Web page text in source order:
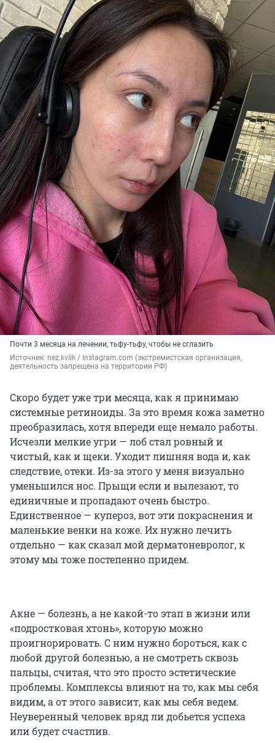
Почти 3 месяца на лечении, тьфу-тьфу, чтобы не сглазить
Источник: nez.kviik / Instagram.com (экстремистская организация,
деятельность запрещена на территории РФ)
Скоро будет уже три месяца, как я принимаю
системные ретиноиды. За это время кожа заметно
преобразилась, хотя впереди еще немало работы.
Исчезли мелкие угри — лоб стал ровный и
чистый, как и щеки. Уходит лишняя вода и, как
следствие, отеки. Из-за этого у меня визуально
уменьшился нос. Прыщи если и вылезают, то
единичные и пропадают очень быстро.
Единственное — купероз, вот эти покраснения и
маленькие венки на коже. Их нужно лечить
отдельно — как сказал мой дерматоневролог, к
этому мы тоже постепенно придем.
Акне — болезнь, а не какой-то этап в жизни или
«подростковая хтонь», которую можно
проигнорировать. С ним нужно бороться, как с
любой другой болезнью, а не смотреть сквозь
пальцы, считая, что это просто эстетические
проблемы. Комплексы влияют на то, как мы себя
видим, а от этого зависит, как мы себя ведем.
Неуверенный человек вряд ли добьется успеха
или будет счастлив.